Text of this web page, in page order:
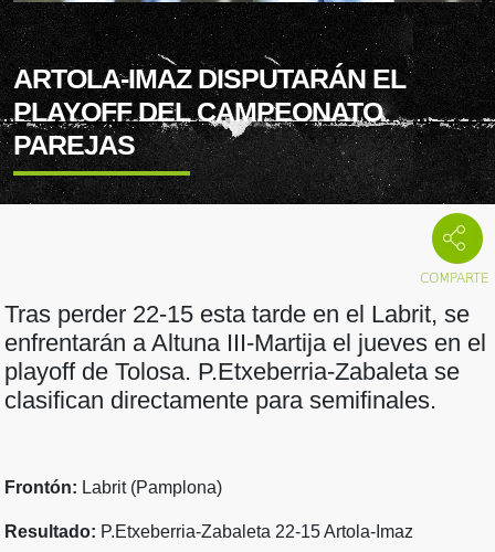
ARTOLA-IMAZ DISPUTARÁN EL
PLAYOFF DEL CAMPEONATO
PAREJAS
Tras perder 22-15 esta tarde en el Labrit, se
enfrentarán a Altuna III-Martija el jueves en el
playoff de Tolosa. P.Etxeberria-Zabaleta se
clasifican directamente para semifinales.
Frontón: Labrit (Pamplona)
Resultado: P.Etxeberria-Zabaleta 22-15 Artola-Imaz